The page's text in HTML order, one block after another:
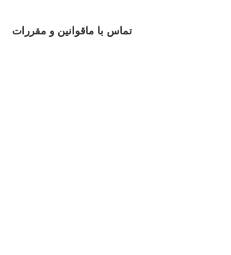
تماس با ماقوانین و مقررات